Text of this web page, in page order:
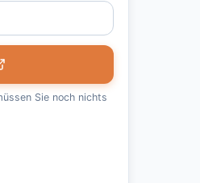
Sie noch nichts